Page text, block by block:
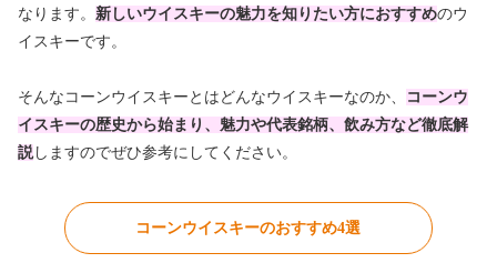
なります。 新しいウイスキーの魅力を知りたい方におすすめのウ
イスキーです。
そんなコーンウイスキーとはどんなウイスキーなのか、
コーンウ
イスキーの歴史から始まり、魅力や代表銘柄、飲み方など徹底解
説しますのでぜひ参考にしてください。
コーンウイスキーのおすすめ4選